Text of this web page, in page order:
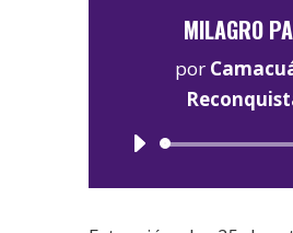
MILAGRO
por